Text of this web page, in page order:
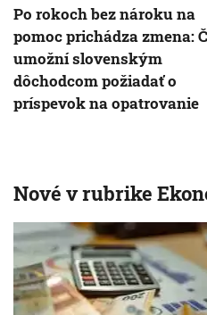
Po rokoch bez nároku na
pomoc prichádza zmena:
umožní slovenským
dôchodcom požiadať o
príspevok na opatrovanie
Nové v rubrike